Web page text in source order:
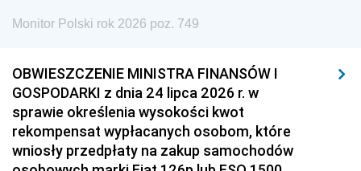
Monitor Polski rok 2026 poz. 749
OBWIESZCZENIE MINISTRA FINANSÓW I
GOSPODARKI z dnia 24 lipca 2026 r. w
sprawie określenia wysokości kwot
rekompensat wypłacanych osobom, które
wniosły przedpłaty na zakup samochodów